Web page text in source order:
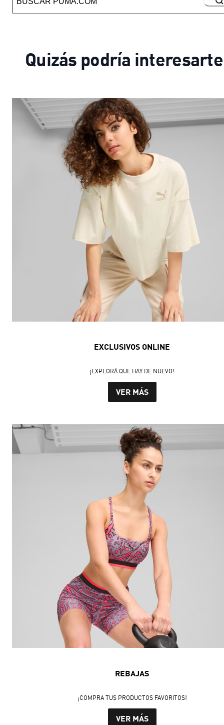
Quizás podría interesarte
EXCLUSIVOS ONLINE
¡EXPLORÁ QUE HAY DE NUEVO!
VER MÁS
REBAJAS
¡COMPRA TUS PRODUCTOS FAVORITOS!
VER MÁS